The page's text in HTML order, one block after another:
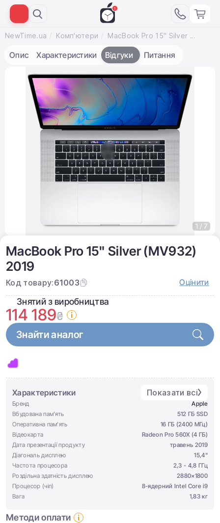
NewTime.ua Комп'ютери MacBook Pro 15" Silver (MV932) 2019
Опис Характеристики Відгуки Питання
MacBook Pro 15" Silver (MV932)
2019
Код товару:61003 Оцінити
Знятий з виробництва
114 189₴
Знайти аналог
Характеристики Показати всі
Бренд
Apple
Вбудована пам'ять
512 ГБ SSD
Оперативна пам'ять
16 ГБ (2400 МГц)
Відеокарта
Radeon Pro 560X (4 ГБ)
Дата презентації продукту
травень 2019
Діагональ дисплею
15,4"
Частота процесора
2,3 - 4,8 ГГц
Роздільна здатність дисплею
2880×1800
Процесор (чіп)
8-ядерний Intel Core i9
Вага
1,83 кг
Методи оплати
1 / 7